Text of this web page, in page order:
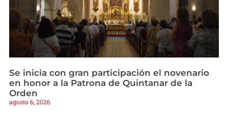
Se inicia con gran participación el novenario
en honor a la Patrona de Quintanar de la
Orden
agosto 6, 2026